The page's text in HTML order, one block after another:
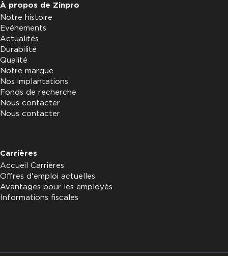
À propos de Zinpro
Notre histoire
Evénements
Actualités
Durabilité
Qualité
Notre marque
Nos implantations
Fonds de recherche
Nous contacter
Nous contacter
Carrières
Accueil Carrières
Offres d'emploi actuelles
Avantages pour les employés
Informations fiscales